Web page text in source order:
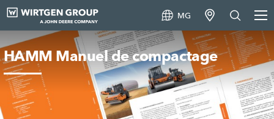
MG
HAMM Manuel de compactage